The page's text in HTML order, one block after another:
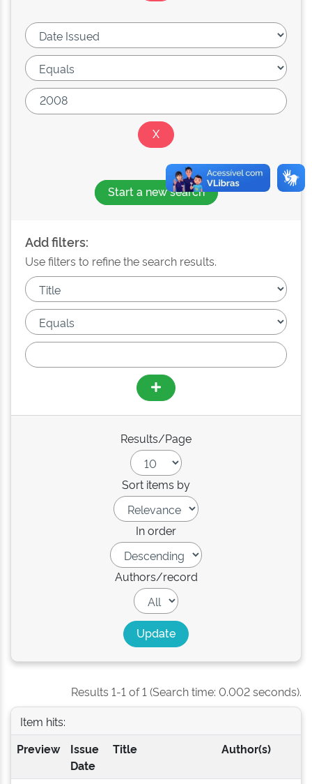
Start a new search
Add filters:
Use filters to refine the search results.
Results/Page
Sort items by
In order
Authors/record
Results 1-1 of 1 (Search time: 0.002 seconds).
Item hits:
Preview
Issue
Date
Title Author(s)